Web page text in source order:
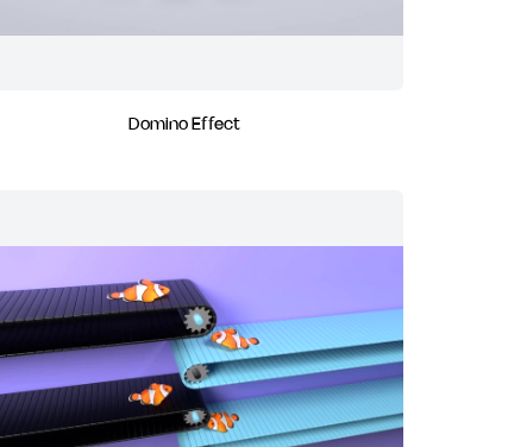
Domino Effect